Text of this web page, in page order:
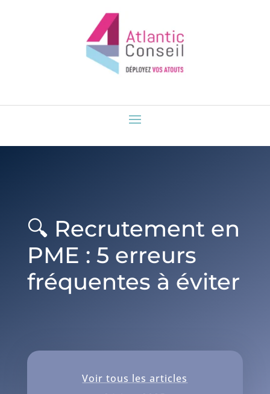
🔍 Recrutement en
PME : 5 erreurs
fréquentes à éviter
Voir tous les articles